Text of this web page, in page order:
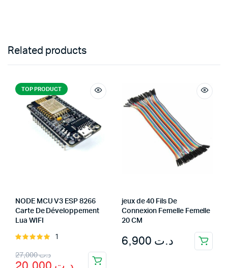
Related products
TOP PRODUCT
NODE MCU V3 ESP 8266
Carte De Développement
Lua WIFI
Rated
5
1
د.ت27,000
Original
Current
jeux de 40 Fils De
Connexion Femelle Femelle
20 CM
د.ت